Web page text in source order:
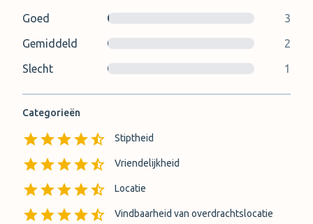
Goed
3
Gemiddeld
2
Slecht
1
Categorieën
Stiptheid
Vriendelijkheid
Locatie
Vindbaarheid van overdrachtslocatie